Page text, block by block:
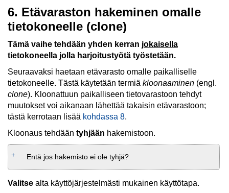
6. Etävaraston hakeminen omalle
tietokoneelle (clone)
Tämä vaihe tehdään yhden kerran jokaisella
tietokoneella jolla harjoitustyötä työstetään.
Seuraavaksi haetaan etävarasto omalle paikalliselle
tietokoneelle. Tästä käytetään termiä kloonaaminen(engl.
clone). Kloonattuun paikalliseen tietovarastoon tehdyt
muutokset voi aikanaan lähettää takaisin etävarastoon;
tästä kerrotaan lisää kohdassa 8.
Kloonaus tehdään tyhjään hakemistoon.
Entä jos hakemisto ei ole tyhjä?
Valitsealta käyttöjärjestelmästi mukainen käyttötapa.